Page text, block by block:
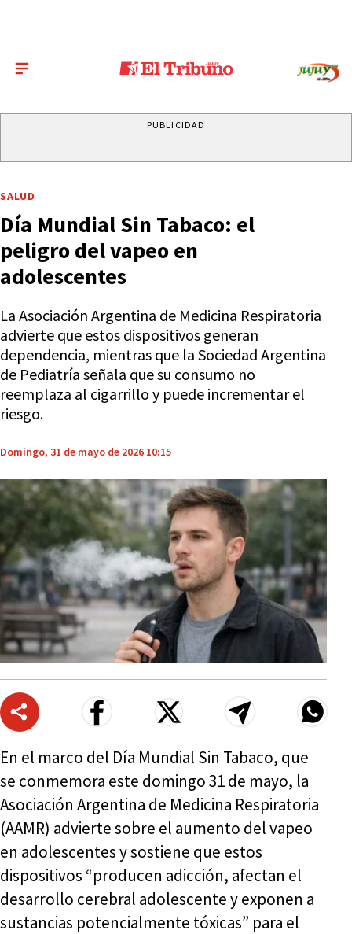
PUBLICIDAD
SALUD
Día Mundial Sin Tabaco: el
peligro del vapeo en
adolescentes
La Asociación Argentina de Medicina Respiratoria
advierte que estos dispositivos generan
dependencia, mientras que la Sociedad Argentina
de Pediatría señala que su consumo no
reemplaza al cigarrillo y puede incrementar el
riesgo.
Domingo, 31 de mayo de 2026 10:15
En el marco del Día Mundial Sin Tabaco, que
se conmemora este domingo 31 de mayo, la
Asociación Argentina de Medicina Respiratoria
(AAMR) advierte sobre el aumento del vapeo
en adolescentes y sostiene que estos
dispositivos “producen adicción, afectan el
desarrollo cerebral adolescente y exponen a
sustancias potencialmente tóxicas” para el